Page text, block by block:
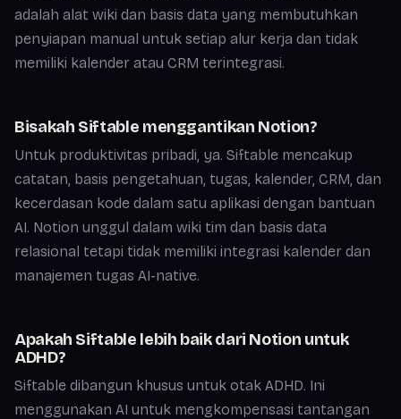
adalah alat wiki dan basis data yang membutuhkan
penyiapan manual untuk setiap alur kerja dan tidak
memiliki kalender atau CRM terintegrasi.
Bisakah Siftable menggantikan Notion?
Untuk produktivitas pribadi, ya. Siftable mencakup
catatan, basis pengetahuan, tugas, kalender, CRM, dan
kecerdasan kode dalam satu aplikasi dengan bantuan
AI. Notion unggul dalam wiki tim dan basis data
relasional tetapi tidak memiliki integrasi kalender dan
manajemen tugas AI-native.
Apakah Siftable lebih baik dari Notion untuk
ADHD?
Siftable dibangun khusus untuk otak ADHD. Ini
menggunakan AI untuk mengkompensasi tantangan